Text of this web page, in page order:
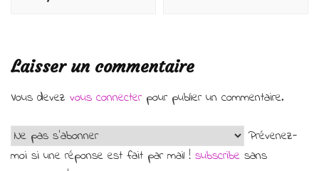
Laisser un commentaire
Vous devez vous connecterpour publier un commentaire.
Prévenez-
moi si une réponse est fait par mail ! subscribe sans